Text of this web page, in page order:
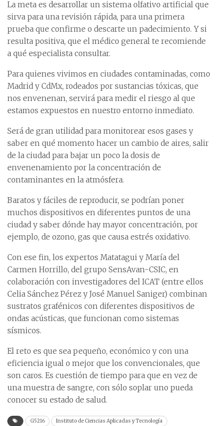
La meta es desarrollar un sistema olfativo artificial que
sirva para una revisión rápida, para una primera
prueba que confirme o descarte un padecimiento. Y si
resulta positiva, que el médico general te recomiende
a qué especialista consultar.
Para quienes vivimos en ciudades contaminadas, como
Madrid y CdMx, rodeados por sustancias tóxicas, que
nos envenenan, servirá para medir el riesgo al que
estamos expuestos en nuestro entorno inmediato.
Será de gran utilidad para monitorear esos gases y
saber en qué momento hacer un cambio de aires, salir
de la ciudad para bajar un poco la dosis de
envenenamiento por la concentración de
contaminantes en la atmósfera.
Baratos y fáciles de reproducir, se podrían poner
muchos dispositivos en diferentes puntos de una
ciudad y saber dónde hay mayor concentración, por
ejemplo, de ozono, gas que causa estrés oxidativo.
Con ese fin, los expertos Matatagui y María del
Carmen Horrillo, del grupo SensAvan-CSIC, en
colaboración con investigadores del ICAT (entre ellos
Celia Sánchez Pérez y José Manuel Saniger) combinan
sustratos grafénicos con diferentes dispositivos de
ondas acústicas, que funcionan como sistemas
sísmicos.
El reto es que sea pequeño, económico y con una
eficiencia igual o mejor que los convencionales, que
son caros. Es cuestión de tiempo para que en vez de
una muestra de sangre, con sólo soplar uno pueda
conocer su estado de salud.
G5216
Instituto de Ciencias Aplicadas y Tecnología